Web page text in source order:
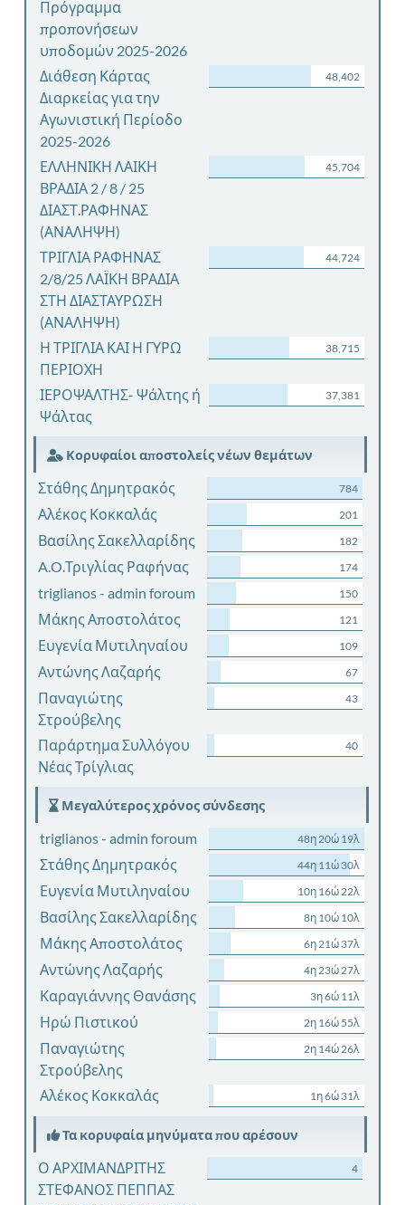
Πρόγραμμα
προπονήσεων
υποδομών 2025-2026
Διάθεση Κάρτας
Διαρκείας για την
Αγωνιστική Περίοδο
2025-2026
48,402
ΕΛΛΗΝΙΚΗ ΛΑΙΚΗ
ΒΡΑΔΙΑ 2 / 8 / 25
ΔΙΑΣΤ.ΡΑΦΗΝΑΣ
(ΑΝΑΛΗΨΗ)
45,704
ΤΡΙΓΛΙΑ ΡΑΦΗΝΑΣ
2/8/25 ΛΑΪΚΗ ΒΡΑΔΙΑ
ΣΤΗ ΔΙΑΣΤΑΥΡΩΣΗ
(ΑΝΑΛΗΨΗ)
44,724
Η ΤΡΙΓΛΙΑ ΚΑΙ Η ΓΥΡΩ
ΠΕΡΙΟΧΗ
38,715
ΙΕΡΟΨΑΛΤΗΣ- Ψάλτης ή
Ψάλτας
37,381
Κορυφαίοι αποστολείς νέων θεμάτων
Στάθης Δημητρακός 784
Αλέκος Κοκκαλάς 201
Βασίλης Σακελλαρίδης 182
A.O.Τριγλίας Ραφήνας 174
triglianos - admin foroum 150
Μάκης Αποστολάτος 121
Ευγενία Μυτιληναίου 109
Αντώνης Λαζαρής 67
Παναγιώτης
Στρούβελης
43
Παράρτημα Συλλόγου
Νέας Τρίγλιας
40
Μεγαλύτερος χρόνος σύνδεσης
triglianos - admin foroum 48η 20ώ 19λ
Στάθης Δημητρακός 44η 11ώ 30λ
Ευγενία Μυτιληναίου 10η 16ώ 22λ
Βασίλης Σακελλαρίδης 8η 10ώ 10λ
Μάκης Αποστολάτος 6η 21ώ 37λ
Αντώνης Λαζαρής 4η 23ώ 27λ
Καραγιάννης Θανάσης 3η 6ώ 11λ
Ηρώ Πιστικού 2η 16ώ 55λ
Παναγιώτης
Στρούβελης
2η 14ώ 26λ
Αλέκος Κοκκαλάς 1η 6ώ 31λ
Τα κορυφαία μηνύματα που αρέσουν
Ο ΑΡΧΙΜΑΝΔΡΙΤΗΣ
ΣΤΕΦΑΝΟΣ ΠΕΠΠΑΣ
4